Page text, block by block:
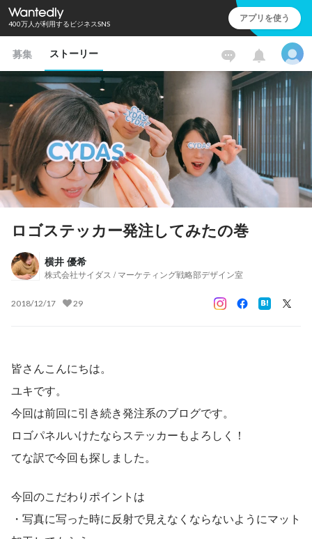
400万人が利用するビジネスSNS アプリを使う
募集 ストーリー
ロゴステッカー発注してみたの巻
横井 優希
株式会社サイダス / マーケティング戦略部デザイン室
2018/12/17 29
皆さんこんにちは。
ユキです。
今回は前回に引き続き発注系のブログです。
ロゴパネルいけたならステッカーもよろしく！
てな訳で今回も探しました。
今回のこだわりポイントは
・写真に写った時に反射で見えなくならないようにマット